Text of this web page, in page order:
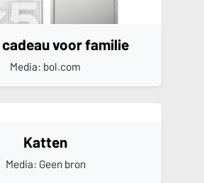
cadeau voor familie
Media: bol.com
Katten
Media: Geen bron